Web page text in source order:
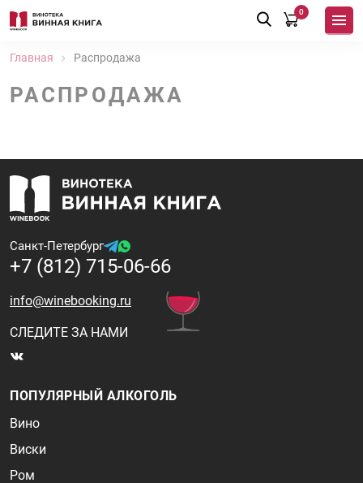
0
Главная Распродажа
РАСПРОДАЖА
Санкт-Петербург
+7 (812) 715-06-66
info@winebooking.ru
СЛЕДИТЕ ЗА НАМИ
ПОПУЛЯРНЫЙ АЛКОГОЛЬ
Вино
Виски
Ром